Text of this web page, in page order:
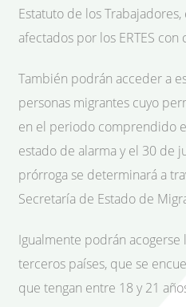
Estatuto de los
afectados por los ERTES con
También podrán acceder a
personas migrantes cuyo
en el periodo comprendido
estado de alarma y el 30 de
prórroga se determinará a
Secretaría de Estado de
Igualmente podrán acogerse
terceros países, que se
que tengan entre 18 y 21